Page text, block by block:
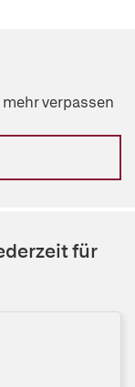
verpassen
für